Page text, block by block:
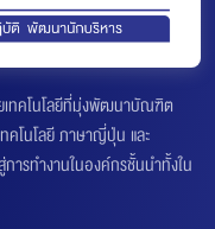
เทคโนโลยีที่มุ่งพัฒนาบัณฑิต
โนโลยี ภาษาญี่ปุ่น และ
ารทำงานในองค์กรชั้นนำทั้งใน